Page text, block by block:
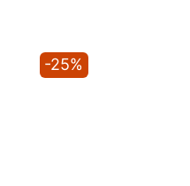
-25%